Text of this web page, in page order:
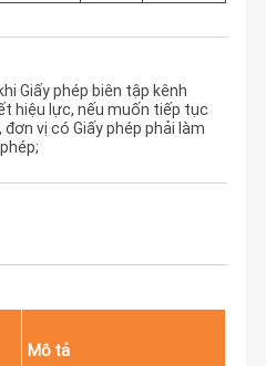
Giấy phép biên tập kênh
hiệu lực, nếu muốn tiếp tục
vị có Giấy phép phải làm
Mô tả